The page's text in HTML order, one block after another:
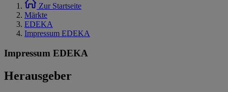
Zur Startseite
Märkte
EDEKA
Impressum EDEKA
Impressum EDEKA
Herausgeber